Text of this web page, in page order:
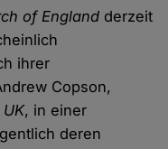
of England derzeit
ihrer
Copson,
, in einer
deren